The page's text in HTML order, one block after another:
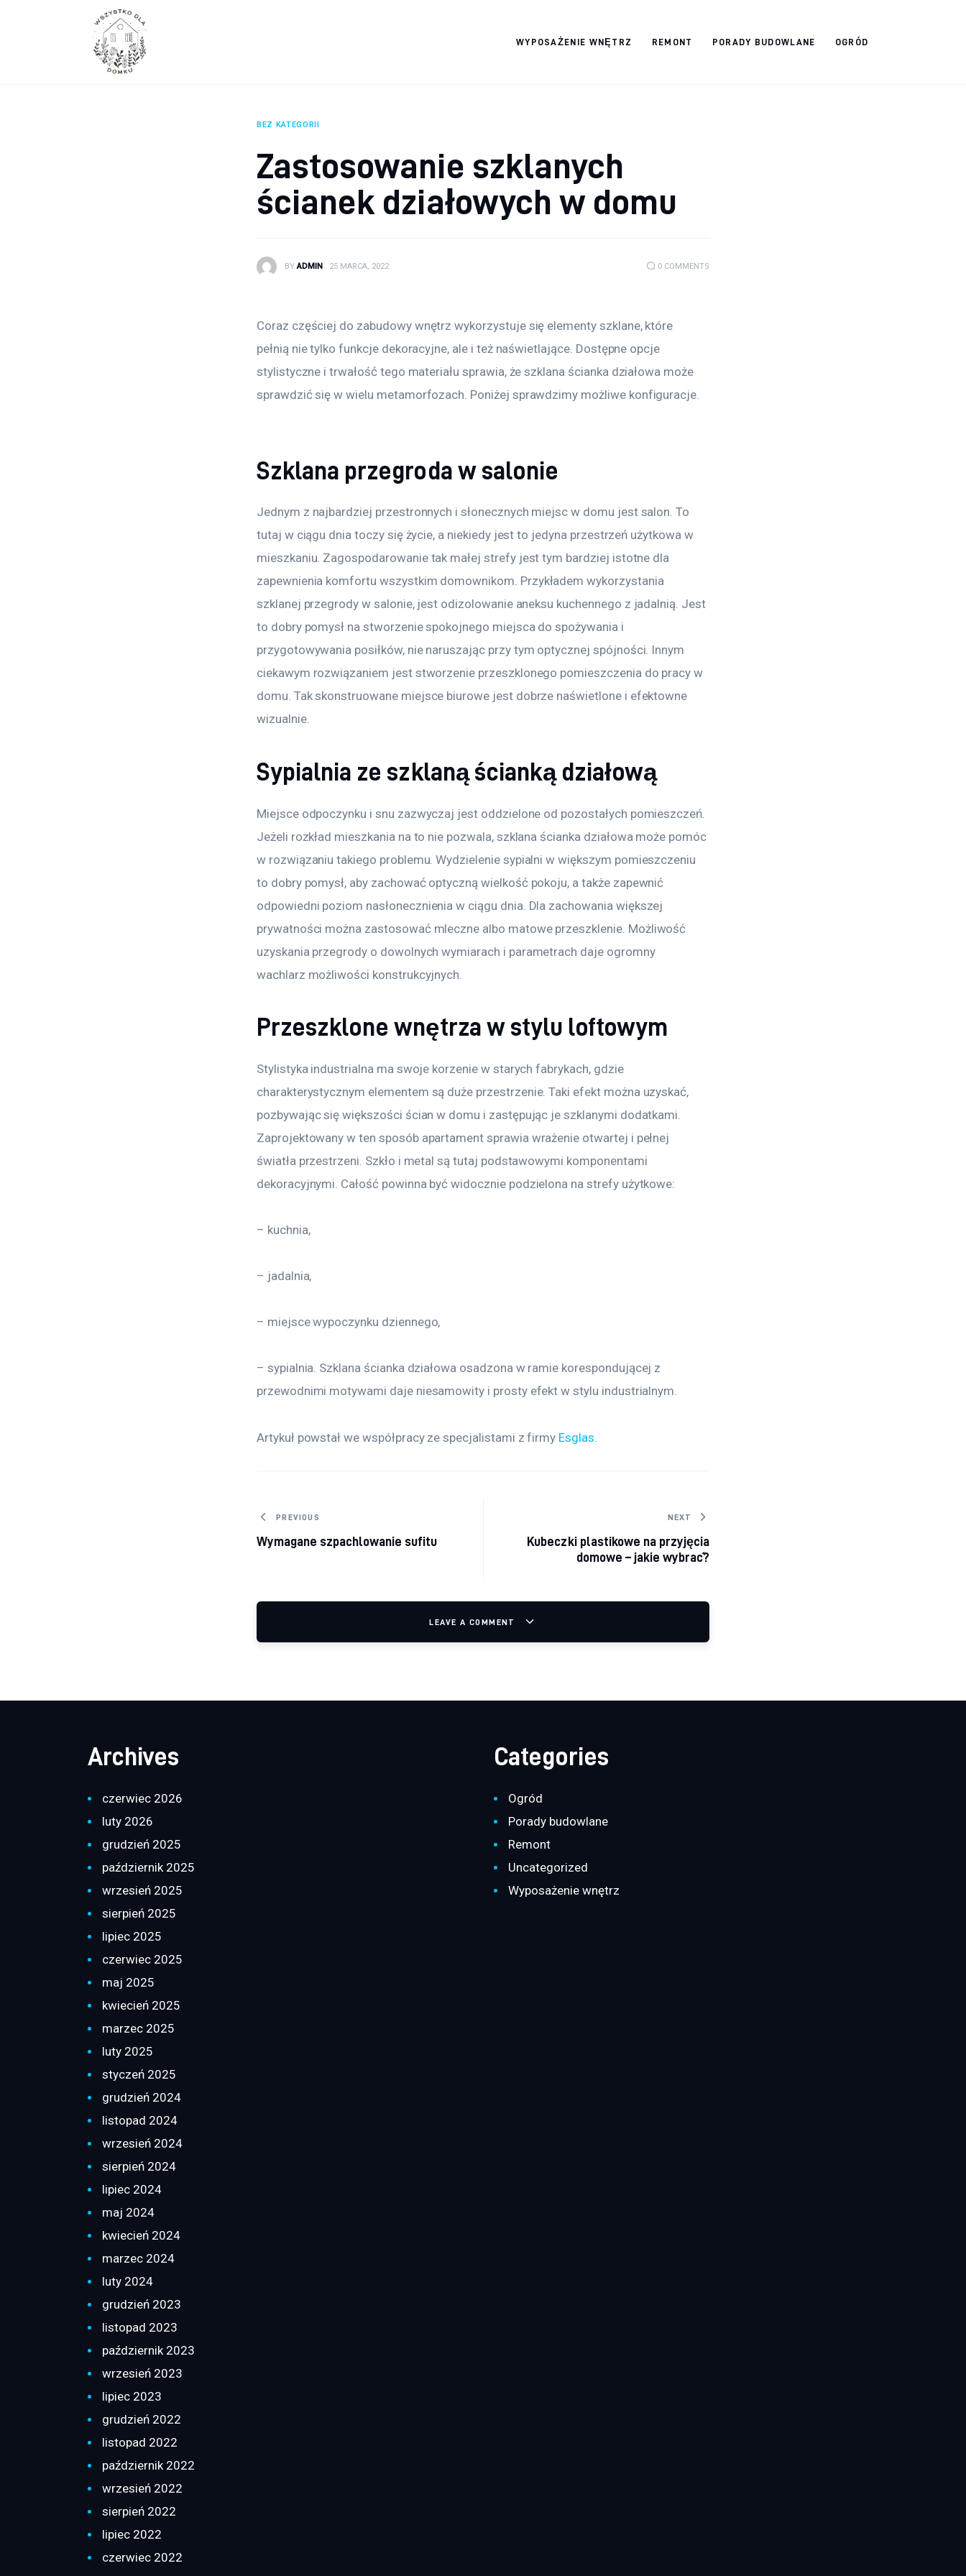
WYPOSAŻENIE WNĘTRZ REMONT PORADY BUDOWLANE OGRÓD
Wyposażenie wnętrz
BEZ KATEGORII
Zastosowanie szklanych
ścianek działowych w domu
BY ADMIN 25 MARCA, 2022 0 COMMENTS
Coraz częściej do zabudowy wnętrz wykorzystuje się elementy szklane, które
pełnią nie tylko funkcje dekoracyjne, ale i też naświetlające. Dostępne opcje
stylistyczne i trwałość tego materiału sprawia, że szklana ścianka działowa może
sprawdzić się w wielu metamorfozach. Poniżej sprawdzimy możliwe konfiguracje.
Szklana przegroda w salonie
Jednym z najbardziej przestronnych i słonecznych miejsc w domu jest salon. To
tutaj w ciągu dnia toczy się życie, a niekiedy jest to jedyna przestrzeń użytkowa w
mieszkaniu. Zagospodarowanie tak małej strefy jest tym bardziej istotne dla
zapewnienia komfortu wszystkim domownikom. Przykładem wykorzystania
szklanej przegrody w salonie, jest odizolowanie aneksu kuchennego z jadalnią. Jest
to dobry pomysł na stworzenie spokojnego miejsca do spożywania i
przygotowywania posiłków, nie naruszając przy tym optycznej spójności. Innym
ciekawym rozwiązaniem jest stworzenie przeszklonego pomieszczenia do pracy w
domu. Tak skonstruowane miejsce biurowe jest dobrze naświetlone i efektowne
wizualnie.
Sypialnia ze szklaną ścianką działową
Miejsce odpoczynku i snu zazwyczaj jest oddzielone od pozostałych pomieszczeń.
Jeżeli rozkład mieszkania na to nie pozwala, szklana ścianka działowa może pomóc
w rozwiązaniu takiego problemu. Wydzielenie sypialni w większym pomieszczeniu
to dobry pomysł, aby zachować optyczną wielkość pokoju, a także zapewnić
odpowiedni poziom nasłonecznienia w ciągu dnia. Dla zachowania większej
prywatności można zastosować mleczne albo matowe przeszklenie. Możliwość
uzyskania przegrody o dowolnych wymiarach i parametrach daje ogromny
wachlarz możliwości konstrukcyjnych.
Przeszklone wnętrza w stylu loftowym
Stylistyka industrialna ma swoje korzenie w starych fabrykach, gdzie
charakterystycznym elementem są duże przestrzenie. Taki efekt można uzyskać,
pozbywając się większości ścian w domu i zastępując je szklanymi dodatkami.
Zaprojektowany w ten sposób apartament sprawia wrażenie otwartej i pełnej
światła przestrzeni. Szkło i metal są tutaj podstawowymi komponentami
dekoracyjnymi. Całość powinna być widocznie podzielona na strefy użytkowe:
– kuchnia,
– jadalnia,
– miejsce wypoczynku dziennego,
– sypialnia. Szklana ścianka działowa osadzona w ramie korespondującej z
przewodnimi motywami daje niesamowity i prosty efekt w stylu industrialnym.
Artykuł powstał we współpracy ze specjalistami z firmy Esglas.
Nawigacja wpisu
PREVIOUS
Wymagane szpachlowanie sufitu
NEXT
Kubeczki plastikowe na przyjęcia
domowe – jakie wybrać?
LEAVE A COMMENT
Archives
czerwiec 2026
luty 2026
grudzień 2025
październik 2025
wrzesień 2025
sierpień 2025
lipiec 2025
czerwiec 2025
maj 2025
kwiecień 2025
marzec 2025
luty 2025
styczeń 2025
grudzień 2024
listopad 2024
wrzesień 2024
sierpień 2024
lipiec 2024
maj 2024
kwiecień 2024
marzec 2024
luty 2024
grudzień 2023
listopad 2023
październik 2023
wrzesień 2023
lipiec 2023
grudzień 2022
listopad 2022
październik 2022
wrzesień 2022
sierpień 2022
lipiec 2022
czerwiec 2022
Categories
Ogród
Porady budowlane
Remont
Uncategorized
Wyposażenie wnętrz